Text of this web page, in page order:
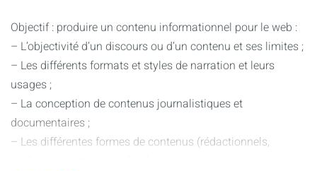
Objectif : produire un contenu informationnel pour le web :
– L’objectivité d’un discours ou d’un contenu et ses limites ;
– Les différents formats et styles de narration et leurs
usages ;
– La conception de contenus journalistiques et
documentaires ;
– Les différentes formes de contenus (rédactionnels,